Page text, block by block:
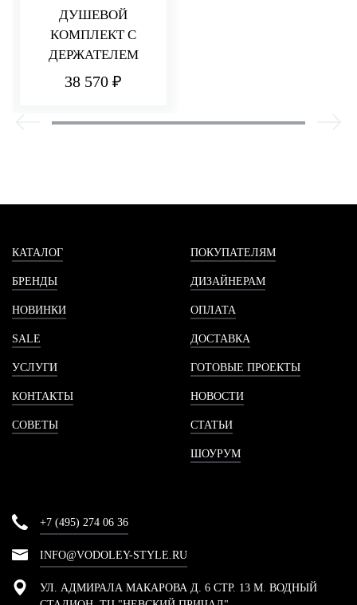
ДУШЕВОЙ
КОМПЛЕКТ С
ДЕРЖАТЕЛЕМ
38 570 ₽
КАТАЛОГ
БРЕНДЫ
НОВИНКИ
SALE
УСЛУГИ
КОНТАКТЫ
СОВЕТЫ
ПОКУПАТЕЛЯМ
ДИЗАЙНЕРАМ
ОПЛАТА
ДОСТАВКА
ГОТОВЫЕ ПРОЕКТЫ
НОВОСТИ
СТАТЬИ
ШОУРУМ
+7 (495) 274 06 36
INFO@VODOLEY-STYLE.RU
УЛ. АДМИРАЛА МАКАРОВА Д. 6 СТР. 13 М. ВОДНЫЙ